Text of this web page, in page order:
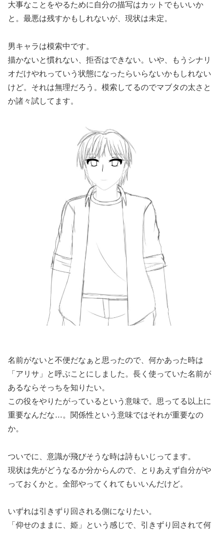
大事なことをやるために自分の描写はカットでもいいか
と。最悪は残すかもしれないが、現状は未定。
男キャラは模索中です。
描かないと慣れない、拒否はできない。いや、もうシナリ
オだけやれっていう状態になったらいらないかもしれない
けど。それは無理だろう。模索してるのでマブタの太さと
か諸々試してます。
名前がないと不便だなぁと思ったので、何かあった時は
「アリサ」と呼ぶことにしました。長く使っていた名前が
あるならそっちを知りたい。
この役をやりたがっているという意味で。思ってる以上に
重要なんだな…。関係性という意味ではそれが重要なの
か。
ついでに、意識が飛びそうな時は詩もいじってます。
現状は先がどうなるか分からんので、とりあえず自分がや
っておくかと。全部やってくれてもいいんだけど。
いずれは引きずり回される側になりたい。
「仰せのままに、姫」という感じで、引きずり回されて何